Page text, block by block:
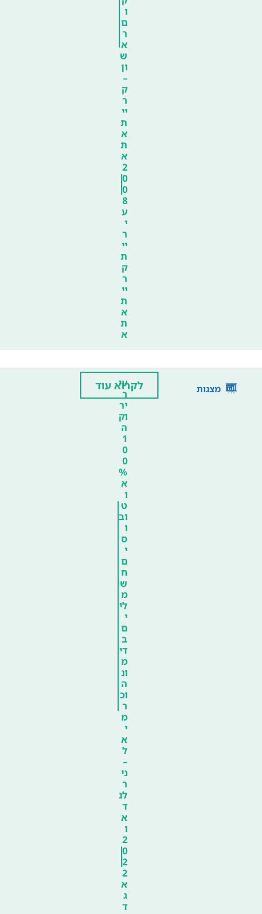
ו
ם
ר
א
ש
ון
–
ק
ר
יי
ת
א
ת
א
2
0
0
8
ע
י
ר
יי
ת
ק
ר
יי
ת
א
ת
א
מצגות
עי
ר
יר
וק
ה
1
0
0
%
א
ו
ט
וב
ו
ס
י
ם
ח
ש
מ
לי
י
ם
ב
די
מ
ונ
ה
וכ
ר
מ
י
א
ל
–
ני
ר
לנ
ד
א
ו
2
0
2
2
א
ג
ד
לקרוא עוד